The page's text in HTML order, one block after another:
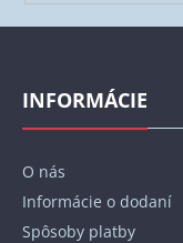
Z
INFORMÁCIE
O nás
Informácie o dodaní
Spôsoby platby